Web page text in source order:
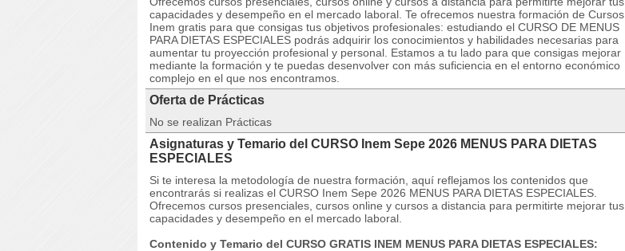
capacidades y desempeño en el mercado laboral. Te ofrecemos nuestra formación de Cursos
Inem gratis para que consigas tus objetivos profesionales: estudiando el CURSO DE MENUS
PARA DIETAS ESPECIALES podrás adquirir los conocimientos y habilidades necesarias para
aumentar tu proyección profesional y personal. Estamos a tu lado para que consigas mejorar
mediante la formación y te puedas desenvolver con más suficiencia en el entorno económico
complejo en el que nos encontramos.
Oferta de Prácticas
No se realizan Prácticas
Asignaturas y Temario del CURSO Inem Sepe 2026 MENUS PARA DIETAS
ESPECIALES
Si te interesa la metodología de nuestra formación, aquí reflejamos los contenidos que
encontrarás si realizas el CURSO Inem Sepe 2026 MENUS PARA DIETAS ESPECIALES.
Ofrecemos cursos presenciales, cursos online y cursos a distancia para permitirte mejorar tus
capacidades y desempeño en el mercado laboral.
Contenido y Temario del CURSO GRATIS INEM MENUS PARA DIETAS ESPECIALES: